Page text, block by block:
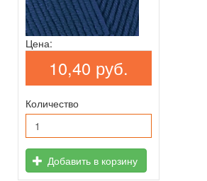
Цена:
10,40 руб.
Количество
Добавить в корзину